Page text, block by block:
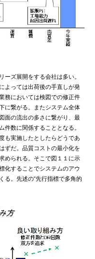
ーズ展開をする会社は多い。
よっては出荷後の手直しが発
務においては検図での修正件
に繋がる。またシステム全体
面の流出の多さに繋がり、最
件数に関係することとなる。
も実施したとしたらどうであ
ずだ。品質コストの最小化を
められる。そこで図１１に示
化することでシステムのアウ
る。先述の“先行指標で多角的